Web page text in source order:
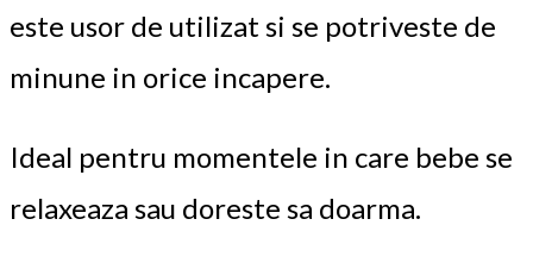
este usor de utilizat si se potriveste de
minune in orice incapere.
Ideal pentru momentele in care bebe se
relaxeaza sau doreste sa doarma.